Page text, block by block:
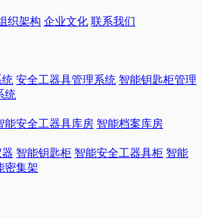
织架构 企业文化 联系我们
统 安全工器具管理系统 智能钥匙柜管理
统
能安全工器具库房 智能档案库房
智能钥匙柜 智能安全工器具柜 智能
密集架